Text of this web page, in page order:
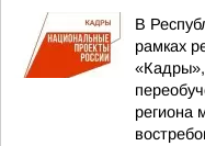
В
рамках
региона